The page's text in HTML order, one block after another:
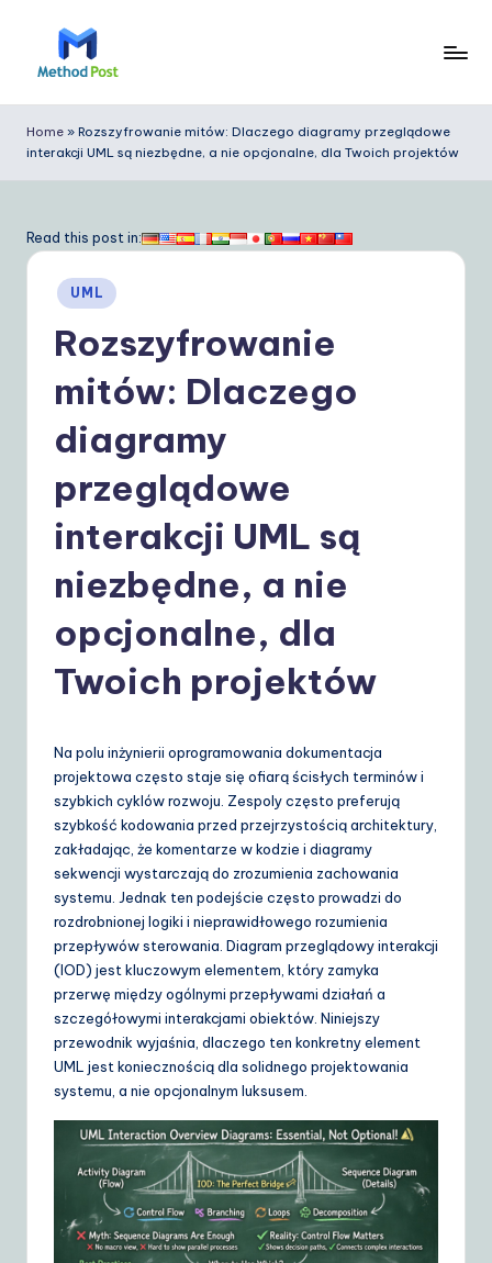
e
t
o
Y
D
ai
ly
G
ui
d
Home » Rozszyfrowanie mitów: Dlaczego diagramy przeglądowe
interakcji UML są niezbędne, a nie opcjonalne, dla Twoich projektów
Read this post in:
Posted
in
UML
Rozszyfrowanie
mitów: Dlaczego
diagramy
przeglądowe
interakcji UML są
niezbędne, a nie
opcjonalne, dla
Twoich projektów
Na polu inżynierii oprogramowania dokumentacja
projektowa często staje się ofiarą ścisłych terminów i
szybkich cyklów rozwoju. Zespoly często preferują
szybkość kodowania przed przejrzystością architektury,
zakładając, że komentarze w kodzie i diagramy
sekwencji wystarczają do zrozumienia zachowania
systemu. Jednak ten podejście często prowadzi do
rozdrobnionej logiki i nieprawidłowego rozumienia
przepływów sterowania. Diagram przeglądowy interakcji
(IOD) jest kluczowym elementem, który zamyka
przerwę między ogólnymi przepływami działań a
szczegółowymi interakcjami obiektów. Niniejszy
przewodnik wyjaśnia, dlaczego ten konkretny element
UML jest koniecznością dla solidnego projektowania
systemu, a nie opcjonalnym luksusem.